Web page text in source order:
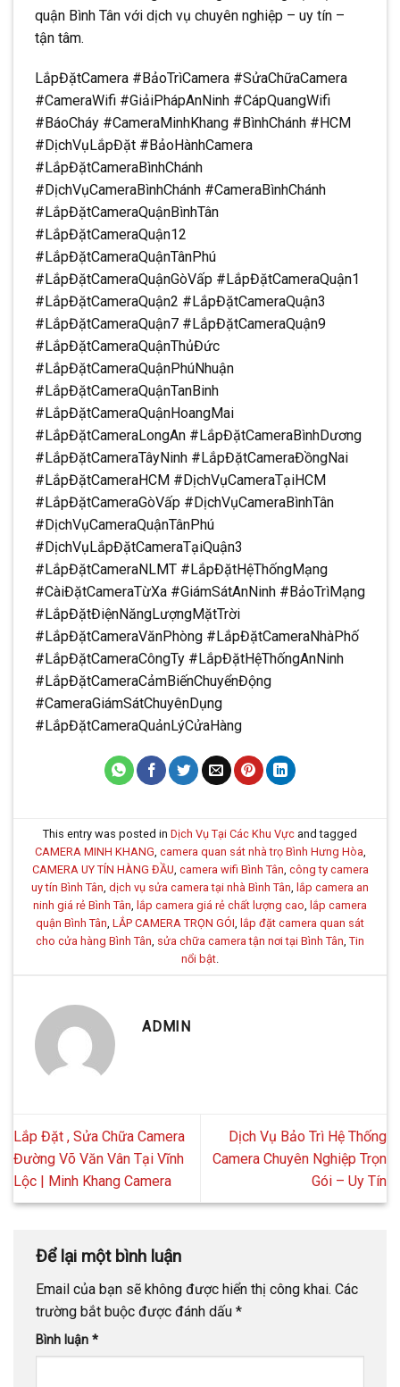
quận Bình Tân với dịch vụ chuyên nghiệp – uy tín –
tận tâm.
LắpĐặtCamera #BảoTrìCamera #SửaChữaCamera
#CameraWifi #GiảiPhápAnNinh #CápQuangWifi
#BáoCháy #CameraMinhKhang #BìnhChánh #HCM
#DịchVụLắpĐặt #BảoHànhCamera
#LắpĐặtCameraBìnhChánh
#DịchVụCameraBìnhChánh #CameraBìnhChánh
#LắpĐặtCameraQuậnBìnhTân
#LắpĐặtCameraQuận12
#LắpĐặtCameraQuậnTânPhú
#LắpĐặtCameraQuậnGòVấp #LắpĐặtCameraQuận1
#LắpĐặtCameraQuận2 #LắpĐặtCameraQuận3
#LắpĐặtCameraQuận7 #LắpĐặtCameraQuận9
#LắpĐặtCameraQuậnThủĐức
#LắpĐặtCameraQuậnPhúNhuận
#LắpĐặtCameraQuậnTanBinh
#LắpĐặtCameraQuậnHoangMai
#LắpĐặtCameraLongAn #LắpĐặtCameraBìnhDương
#LắpĐặtCameraTâyNinh #LắpĐặtCameraĐồngNai
#LắpĐặtCameraHCM #DịchVụCameraTạiHCM
#LắpĐặtCameraGòVấp #DịchVụCameraBìnhTân
#DịchVụCameraQuậnTânPhú
#DịchVụLắpĐặtCameraTạiQuận3
#LắpĐặtCameraNLMT #LắpĐặtHệThốngMạng
#CàiĐặtCameraTừXa #GiámSátAnNinh #BảoTrìMạng
#LắpĐặtĐiệnNăngLượngMặtTrời
#LắpĐặtCameraVănPhòng #LắpĐặtCameraNhàPhố
#LắpĐặtCameraCôngTy #LắpĐặtHệThốngAnNinh
#LắpĐặtCameraCảmBiếnChuyểnĐộng
#CameraGiámSátChuyênDụng
#LắpĐặtCameraQuảnLýCửaHàng
This entry was posted in Dịch Vụ Tại Các Khu Vực and tagged
CAMERA MINH KHANG camera quan sát nhà trọ Bình Hưng Hòa
CAMERA UY TÍN HÀNG ĐẦU camera wifi Bình Tân công ty camera
uy tín Bình Tân dịch vụ sửa camera tại nhà Bình Tân lắp camera an
ninh giá rẻ Bình Tân lắp camera giá rẻ chất lượng cao lắp camera
quận Bình Tân LẮP CAMERA TRỌN GÓI lắp đặt camera quan sát
cho cửa hàng Bình Tân sửa chữa camera tận nơi tại Bình Tân Tin
nổi bật
ADMIN
Lắp Đặt , Sửa Chữa Camera
Đường Võ Văn Vân Tại Vĩnh
Lộc | Minh Khang Camera
Dịch Vụ Bảo Trì Hệ Thống
Camera Chuyên Nghiệp Trọn
Gói – Uy Tín
Để lại một bình luận
Email của bạn sẽ không được hiển thị công khai. Các
trường bắt buộc được đánh dấu *
Bình luận *